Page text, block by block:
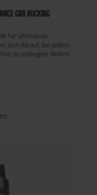
GBB BUCKING
für ultimative
sich darauf, bei jedem
zu erzeugen. Während
Fehler gibt. Das
präzise Flugbahn!